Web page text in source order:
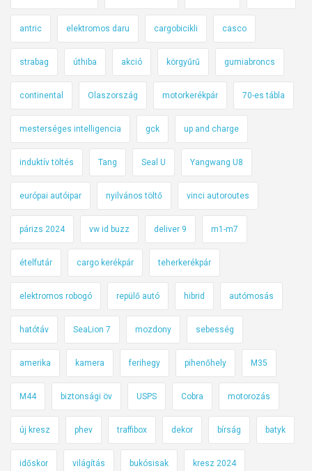
antric elektromos daru cargobicikli casco
strabag úthiba akció körgyűrű gumiabroncs
continental Olaszország motorkerékpár 70-es tábla
mesterséges intelligencia gck up and charge
induktív töltés Tang Seal U Yangwang U8
európai autóipar nyilvános töltő vinci autoroutes
párizs 2024 vw id buzz deliver 9 m1-m7
ételfutár cargo kerékpár teherkerékpár
elektromos robogó repülő autó hibrid autómosás
hatótáv SeaLion 7 mozdony sebesség
amerika kamera ferihegy pihenőhely M35
M44 biztonsági öv USPS Cobra motorozás
új kresz phev traffibox dekor bírság batyk
időskor világítás bukósisak kresz 2024